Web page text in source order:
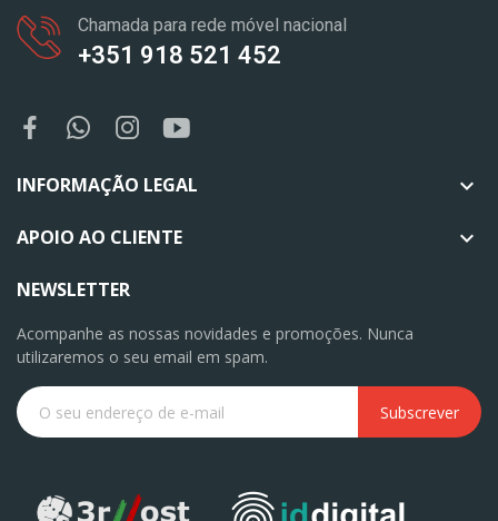
Chamada para rede móvel nacional
+351 918 521 452
INFORMAÇÃO LEGAL 
APOIO AO CLIENTE 
NEWSLETTER
Acompanhe as nossas novidades e promoções. Nunca
utilizaremos o seu email em spam.
Subscrever